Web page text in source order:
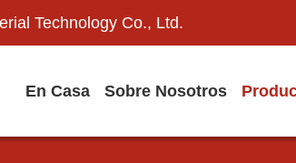
Technology Co., Ltd.
En Casa Sobre Nosotros